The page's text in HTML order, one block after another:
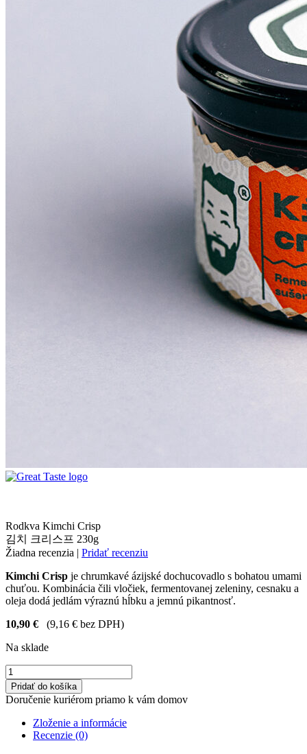
Rodkva Kimchi Crisp
김치 크리스프 230g
Žiadna recenzia | Pridať recenziu
Kimchi Crisp je chrumkavé ázijské dochucovadlo s bohatou umami
chuťou. Kombinácia čili vločiek, fermentovanej zeleniny, cesnaku a
oleja dodá jedlám výraznú hĺbku a jemnú pikantnosť.
10,90 €
(9,16 € bez DPH)
Na sklade
množstvo
Rodkva
Kimchi
Crisp
Pridať do košíka
Doručenie kuriérom priamo k vám domov
Zloženie a informácie
Recenzie (0)